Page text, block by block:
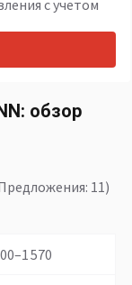
с учетом
обзор
11)
570